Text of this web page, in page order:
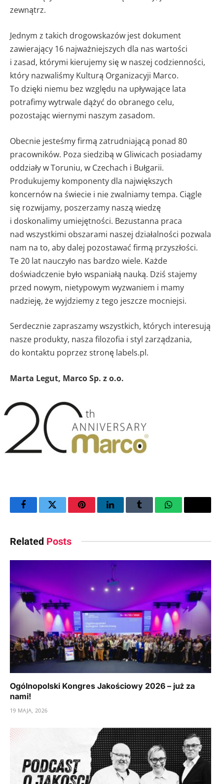
zewnątrz.
Jednym z takich drogowskazów jest dokument
zawierający 16 najważniejszych dla nas wartości
i zasad, którymi kierujemy się w naszej codzienności,
który nazwaliśmy Kulturą Organizacyji Marco.
To dzięki niemu bez względu na upływające lata
potrafimy wytrwale dążyć do obranego celu,
pozostając wiernymi naszym zasadom.
Obecnie jesteśmy firmą zatrudniającą ponad 80
pracowników. Poza siedzibą w Gliwicach posiadamy
oddziały w Toruniu, w Czechach i Bułgarii.
Produkujemy komponenty dla największych
koncernów na świecie i nie zwalniamy tempa. Ciągle
się rozwijamy, poszerzamy naszą wiedzę
i doskonalimy umiejętności. Bezustanna praca
nad wszystkimi obszarami naszej działalności pozwala
nam na to, aby dalej pozostawać firmą przyszłości.
Te 20 lat nauczyło nas bardzo wiele. Każde
doświadczenie było wspaniałą nauką. Dziś stajemy
przed nowym, nietypowym wyzwaniem i mamy
nadzieję, że wyjdziemy z tego jeszcze mocniejsi.
Serdecznie zapraszamy wszystkich, których interesują
nasze produkty, nasza filozofia i styl zarządzania,
do kontaktu poprzez stronę labels.pl.
Marta Legut, Marco Sp. z o.o.
FacebookTwitter PinterestLinkedInTumblr WhatsAppEmail
Related Posts
Ogólnopolski Kongres Jakościowy 2026 – już za
nami!
19 MAJA, 2026